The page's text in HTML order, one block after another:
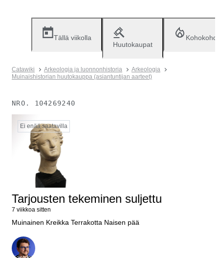
Tällä viikolla
Huutokaupat
Catawiki Arkeologia ja luonnonhistoria
Arkeologia
Muinaishistorian huutokauppa (asiantuntijan aarteet)
NRO. 104269240
Ei enää saatavilla
Tarjousten tekeminen suljettu
7 viikkoa sitten
Muinainen Kreikka Terrakotta Naisen pää